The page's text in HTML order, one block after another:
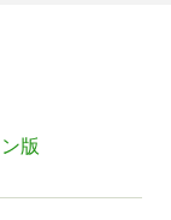
版